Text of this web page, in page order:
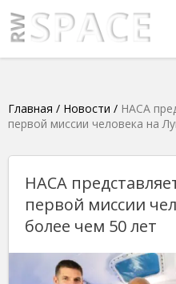
Главная / Новости / НАСА
первой миссии человека на
НАСА
первой миссии
более чем 50 лет